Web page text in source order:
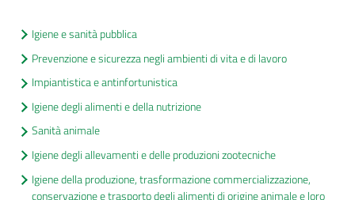
di
cura
Come
fare
per...
Igiene e sanità pubblica
Prevenzione e sicurezza negli ambienti di vita e di lavoro
Impiantistica e antinfortunistica
Igiene degli alimenti e della nutrizione
Sanità animale
Igiene degli allevamenti e delle produzioni zootecniche
Igiene della produzione, trasformazione commercializzazione,
conservazione e trasporto degli alimenti di origine animale e loro